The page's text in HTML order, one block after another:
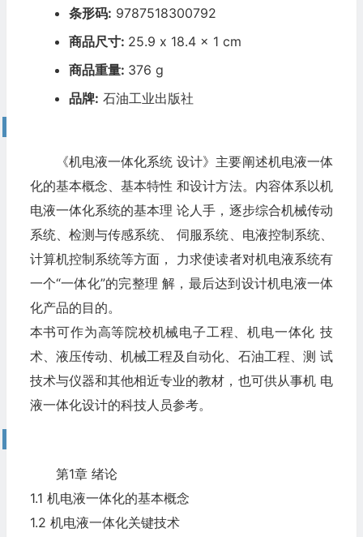
条形码: 9787518300792
商品尺寸: 25.9 x 18.4 x 1 cm
商品重量: 376 g
品牌: 石油工业出版社
《机电液一体化系统 设计》主要阐述机电液一体
化的基本概念、基本特性 和设计方法。内容体系以机
电液一体化系统的基本理 论人手，逐步综合机械传动
系统、检测与传感系统、 伺服系统、电液控制系统、
计算机控制系统等方面， 力求使读者对机电液系统有
一个“一体化”的完整理 解，最后达到设计机电液一体
化产品的目的。
本书可作为高等院校机械电子工程、机电一体化 技
术、液压传动、机械工程及自动化、石油工程、测 试
技术与仪器和其他相近专业的教材，也可供从事机 电
液一体化设计的科技人员参考。
第1章 绪论
1.1 机电液一体化的基本概念
1.2 机电液一体化关键技术